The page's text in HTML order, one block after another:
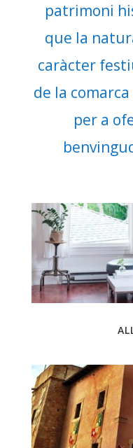
patrimoni
que la
caràcter
de la
per a